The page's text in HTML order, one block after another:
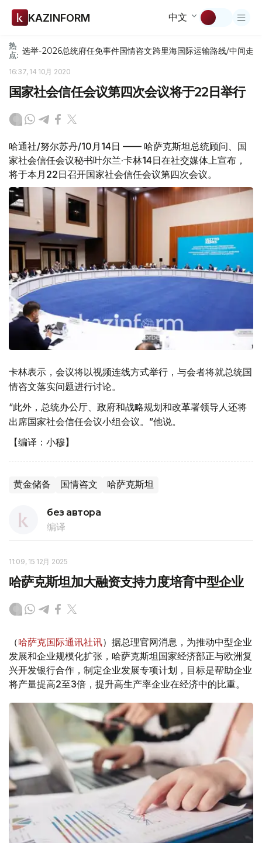
KAZINFORM 中文
热
点: 选举-2026总统府任免事件国情咨文跨里海国际运输路线/中间走廊
16:37, 14 10月 2020
国家社会信任会议第四次会议将于22日举行
哈通社/努尔苏丹/10月14日 —— 哈萨克斯坦总统顾问、国
家社会信任会议秘书叶尔兰·卡林14日在社交媒体上宣布，
将于本月22日召开国家社会信任会议第四次会议。
卡林表示，会议将以视频连线方式举行，与会者将就总统国
情咨文落实问题进行讨论。
“此外，总统办公厅、政府和战略规划和改革署领导人还将
出席国家社会信任会议小组会议。”他说。
【编译：小穆】
黄金储备 国情咨文 哈萨克斯坦
без автора
编译
11:09, 15 12月 2025
哈萨克斯坦加大融资支持力度培育中型企业
（哈萨克国际通讯社讯）据总理官网消息，为推动中型企业
发展和企业规模化扩张，哈萨克斯坦国家经济部正与欧洲复
兴开发银行合作，制定企业发展专项计划，目标是帮助企业
将产量提高2至3倍，提升高生产率企业在经济中的比重。